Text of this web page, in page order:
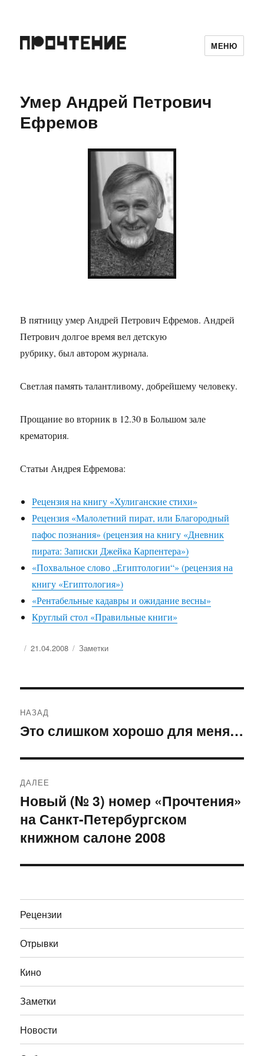
МЕНЮ
Умер Андрей Петрович
Ефремов
В пятницу умер Андрей Петрович Ефремов. Андрей
Петрович долгое время вел детскую
рубрику, был автором журнала.
Светлая память талантливому, добрейшему человеку.
Прощание во вторник в 12.30 в Большом зале
крематория.
Статьи Андрея Ефремова:
Рецензия на книгу «Хулиганские стихи»
Рецензия «Малолетний пират, или Благородный
пафос познания» (рецензия на книгу «Дневник
пирата: Записки Джейка Карпентера»)
«Похвальное слово „Египтологии“» (рецензия на
книгу «Египтология»)
«Рентабельные кадавры и ожидание весны»
Круглый стол «Правильные книги»
Опубликовано
21.04.2008 Рубрики
Заметки
по
НАЗАД
Предыдущая
Это слишком хорошо для меня…
ДАЛЕЕ
Следующая
запись:
Новый (№ 3) номер «Прочтения»
на Санкт-Петербургском
книжном салоне 2008
Рецензии
Отрывки
Кино
Заметки
Новости